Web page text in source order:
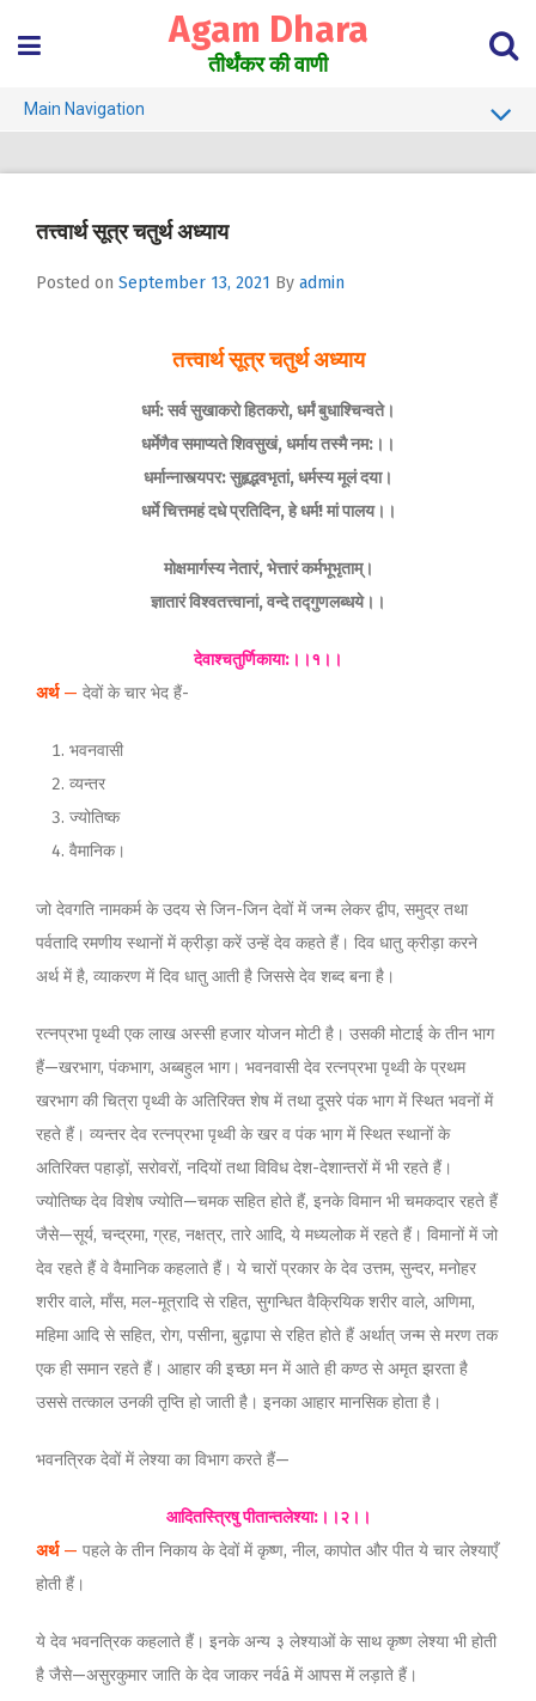
content
Agam Dhara
तीर्थंकर की वाणी
Main Navigation
Jain Darshan Dictionary
तत्त्वार्थ सूत्र चतुर्थ अध्याय
Posted on September 13, 2021 By admin
तत्त्वार्थ सूत्र चतुर्थ अध्याय
धर्म: सर्व सुखाकरो हितकरो, धर्मं बुधाश्चिन्वते।
धर्मेणैव समाप्यते शिवसुखं, धर्माय तस्मै नम:।।
धर्मान्नास्त्यपर: सुहृद्भवभृतां, धर्मस्य मूलं दया।
धर्मे चित्तमहं दधे प्रतिदिन, हे धर्म! मां पालय।।
मोक्षमार्गस्य नेतारं, भेत्तारं कर्मभूभृताम्।
ज्ञातारं विश्वतत्त्वानां, वन्दे तद्गुणलब्धये।।
देवाश्चतुर्णिकाया:।।१।।
अर्थ— देवों के चार भेद हैं-
भवनवासी
व्यन्तर
ज्योतिष्क
वैमानिक।
जो देवगति नामकर्म के उदय से जिन-जिन देवों में जन्म लेकर द्वीप, समुद्र तथा
पर्वतादि रमणीय स्थानों में क्रीड़ा करें उन्हें देव कहते हैं। दिव धातु क्रीड़ा करने
अर्थ में है, व्याकरण में दिव धातु आती है जिससे देव शब्द बना है।
रत्नप्रभा पृथ्वी एक लाख अस्सी हजार योजन मोटी है। उसकी मोटाई के तीन भाग
हैं—खरभाग, पंकभाग, अब्बहुल भाग। भवनवासी देव रत्नप्रभा पृथ्वी के प्रथम
खरभाग की चित्रा पृथ्वी के अतिरिक्त शेष में तथा दूसरे पंक भाग में स्थित भवनों में
रहते हैं। व्यन्तर देव रत्नप्रभा पृथ्वी के खर व पंक भाग में स्थित स्थानों के
अतिरिक्त पहाड़ों, सरोवरों, नदियों तथा विविध देश-देशान्तरों में भी रहते हैं।
ज्योतिष्क देव विशेष ज्योति—चमक सहित होते हैं, इनके विमान भी चमकदार रहते हैं
जैसे—सूर्य, चन्द्रमा, ग्रह, नक्षत्र, तारे आदि, ये मध्यलोक में रहते हैं। विमानों में जो
देव रहते हैं वे वैमानिक कहलाते हैं। ये चारों प्रकार के देव उत्तम, सुन्दर, मनोहर
शरीर वाले, माँस, मल-मूत्रादि से रहित, सुगन्धित वैक्रियिक शरीर वाले, अणिमा,
महिमा आदि से सहित, रोग, पसीना, बुढ़ापा से रहित होते हैं अर्थात् जन्म से मरण तक
एक ही समान रहते हैं। आहार की इच्छा मन में आते ही कण्ठ से अमृत झरता है
उससे तत्काल उनकी तृप्ति हो जाती है। इनका आहार मानसिक होता है।
भवनत्रिक देवों में लेश्या का विभाग करते हैं—
आदितस्त्रिषु पीतान्तलेश्या:।।२।।
अर्थ— पहले के तीन निकाय के देवों में कृष्ण, नील, कापोत और पीत ये चार लेश्याएँ
होती हैं।
ये देव भवनत्रिक कहलाते हैं। इनके अन्य ३ लेश्याओं के साथ कृष्ण लेश्या भी होती
है जैसे—असुरकुमार जाति के देव जाकर नर्वâ में आपस में लड़ाते हैं।